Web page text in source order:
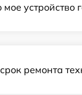
устройство
ремонта